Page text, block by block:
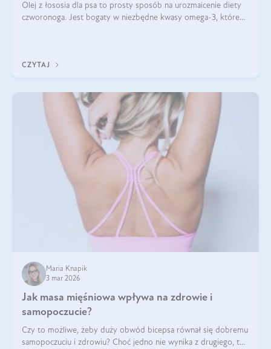
Olej z łososia dla psa to prosty sposób na urozmaicenie diety
czworonoga. Jest bogaty w niezbędne kwasy omega-3, które
CZYTAJ
Maria Knapik
3 mar 2026
Jak masa mięśniowa wpływa na zdrowie i
samopoczucie?
Czy to możliwe, żeby duży obwód bicepsa równał się dobremu
samopoczuciu i zdrowiu? Choć jedno nie wynika z drugiego, to